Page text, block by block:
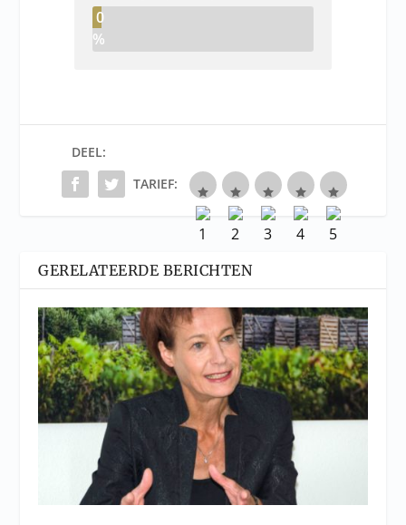
0
%
DEEL:
TARIEF:
GERELATEERDE BERICHTEN